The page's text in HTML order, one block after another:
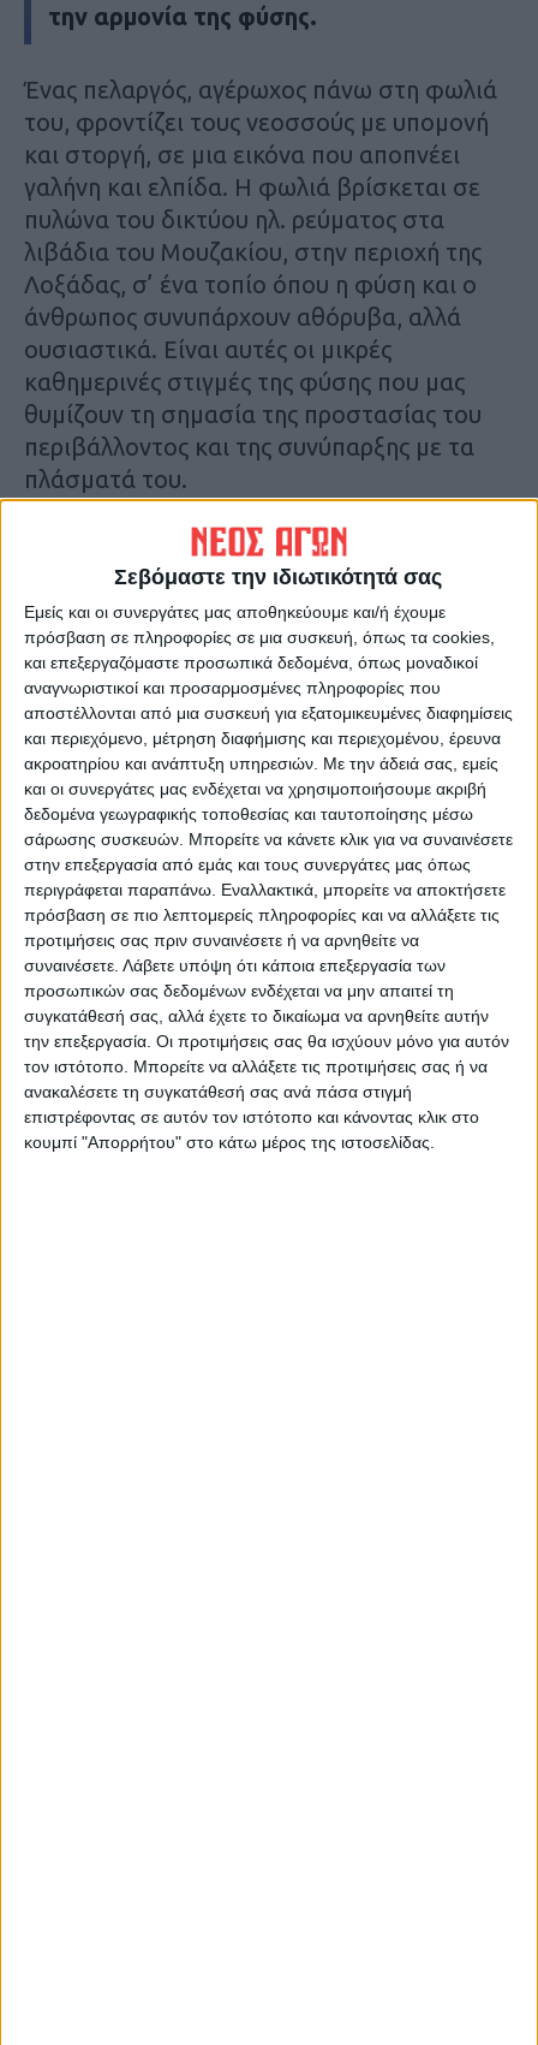
Σεβόμαστε την ιδιωτικότητά σας
Εμείς και οι συνεργάτες μας αποθηκεύουμε και/ή έχουμε
πρόσβαση σε πληροφορίες σε μια συσκευή, όπως τα cookies,
και επεξεργαζόμαστε προσωπικά δεδομένα, όπως μοναδικοί
αναγνωριστικοί και προσαρμοσμένες πληροφορίες που
αποστέλλονται από μια συσκευή για εξατομικευμένες διαφημίσεις
και περιεχόμενο, μέτρηση διαφήμισης και περιεχομένου, έρευνα
ακροατηρίου και ανάπτυξη υπηρεσιών. Με την άδειά σας, εμείς
και οι συνεργάτες μας ενδέχεται να χρησιμοποιήσουμε ακριβή
δεδομένα γεωγραφικής τοποθεσίας και ταυτοποίησης μέσω
σάρωσης συσκευών. Μπορείτε να κάνετε κλικ για να συναινέσετε
στην επεξεργασία από εμάς και τους συνεργάτες μας όπως
περιγράφεται παραπάνω. Εναλλακτικά, μπορείτε να αποκτήσετε
πρόσβαση σε πιο λεπτομερείς πληροφορίες και να αλλάξετε τις
προτιμήσεις σας πριν συναινέσετε ή να αρνηθείτε να
συναινέσετε. Λάβετε υπόψη ότι κάποια επεξεργασία των
προσωπικών σας δεδομένων ενδέχεται να μην απαιτεί τη
συγκατάθεσή σας, αλλά έχετε το δικαίωμα να αρνηθείτε αυτήν
την επεξεργασία. Οι προτιμήσεις σας θα ισχύουν μόνο για αυτόν
τον ιστότοπο. Μπορείτε να αλλάξετε τις προτιμήσεις σας ή να
ανακαλέσετε τη συγκατάθεσή σας ανά πάσα στιγμή
επιστρέφοντας σε αυτόν τον ιστότοπο και κάνοντας κλικ στο
κουμπί "Απορρήτου" στο κάτω μέρος της ιστοσελίδας.
την αρμονία της φύσης.
Ένας πελαργός, αγέρωχος πάνω στη φωλιά
του, φροντίζει τους νεοσσούς με υπομονή
και στοργή, σε μια εικόνα που αποπνέει
γαλήνη και ελπίδα. Η φωλιά βρίσκεται σε
πυλώνα του δικτύου ηλ. ρεύματος στα
λιβάδια του Μουζακίου, στην περιοχή της
Λοξάδας, σ’ ένα τοπίο όπου η φύση και ο
άνθρωπος συνυπάρχουν αθόρυβα, αλλά
ουσιαστικά. Είναι αυτές οι μικρές
καθημερινές στιγμές της φύσης που μας
θυμίζουν τη σημασία της προστασίας του
περιβάλλοντος και της συνύπαρξης με τα
πλάσματά του.
Τελευταίες Ειδήσεις Σήμερα
Ακολούθησε την εφημερίδα ΝΕΟΣ
ΑΓΩΝ στο Google News!
Όλες οι εξελίξεις στην περιοχή της
Καρδίτσας και ευρύτερα της Θεσσαλίας
ΠΡΟΗΓΟΥΜΕΝΟ ΑΡΘΡΟ
Ορατός ο κίνδυνος η γη της
Θεσσαλίας να περάσει σε
ισχυρά funds αγροδιατροφής
ΕΠΟΜΕΝΟ ΑΡΘΡΟ
Εντυπωσιακό θέαμα στην
Καρδίτσα με το Distinguished
Gentlemans Ride (φωτο &